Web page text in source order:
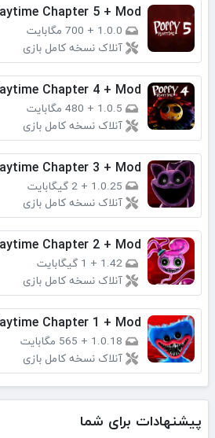
Chapter 5 + Mod
1.0.0
+ 700 مگابایت
آنلاک نسخه کامل بازی
Chapter 4 + Mod
1.0.5
+ 480 مگابایت
آنلاک نسخه کامل بازی
Chapter 3 + Mod
1.0.25
+ 2 گیگابایت
آنلاک نسخه کامل بازی
Chapter 2 + Mod
1.42
+ 1 گیگابایت
آنلاک نسخه کامل بازی
Chapter 1 + Mod
1.0.18
+ 565 مگابایت
آنلاک نسخه کامل بازی
پیشنهادات برای شما